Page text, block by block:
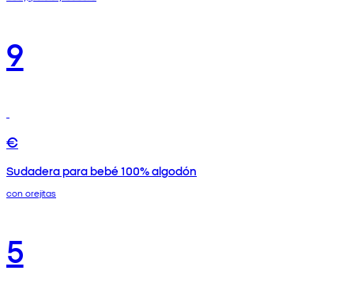
9
€
Sudadera para bebé 100% algodón
con orejitas
5